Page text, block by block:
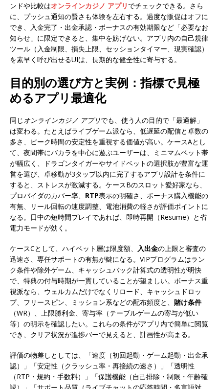
ンドや比較はオンラインカジノ アプリ でチェックできる。さら
に、プッシュ通知の賢さも体験を左右する。過度な販促はオフに
でき、入金完了・出金承認・ボーナスの有効期限など「必要なお
知らせ」に限定できると、集中を妨げない。アプリ内の自己規律
ツール（入金制限、損失上限、セッションタイマー、現実確認）
を素早く呼び出せるUIは、長期的な健全性に寄与する。
目的別の選び方と実例：指標で見極
めるアプリ最適化
同じオンラインカジノ アプリでも、使う人の目的で「最適解」
は変わる。たとえばライブゲーム派なら、低遅延の配信と卓数の
多さ、ピーク時間の安定性を重視する価値が高い。ケースAとし
て、夜間帯にバカラを中心に遊ぶユーザーは、ミニマムベット帯
が幅広く、ドラゴンタイガーやサイドベットの選択肢が豊富な運
営を選び、卓移動が3タップ以内に完了するアプリ設計を条件に
すると、ストレスが激減する。ケースBのスロット愛好家なら、
プロバイダのカバー率、 RTP表示の明確さ、ボーナス購入機能の
有無、リール回転の速度調整、電池消費の軽さが評価ポイントに
なる。日中の短時間プレイであれば、即時再開（Resume）と省
電力モードが効く。
ケースCとして、ハイベット層は限度額、 入出金の上限と審査の
迅速さ、専任サポートの有無が鍵になる。VIPプログラムはラン
ク条件や除外ゲーム、キャッシュバック計算式の透明性が明快
で、特典の付与時期が一貫していることが望ましい。ボーナス重
視派なら、ウェルカムだけでなくリロード、キャッシュドロッ
プ、フリースピン、ミッション系などの配布頻度と、 賭け条件
（WR）、上限勝利金、寄与率（テーブルゲームの寄与が低い
等）の明示を確認したい。これらの条件がアプリ内で簡単に閲覧
でき、クリア状況が進捗バーで見えると、計画性が高まる。
評価の物差しとしては、「速度（初回起動・ゲーム起動・出金承
認）」「安定性（クラッシュ率・再接続の速さ）」「透明性
（RTP・規約・手数料）」「保護機能（自己排除・制限・年齢確